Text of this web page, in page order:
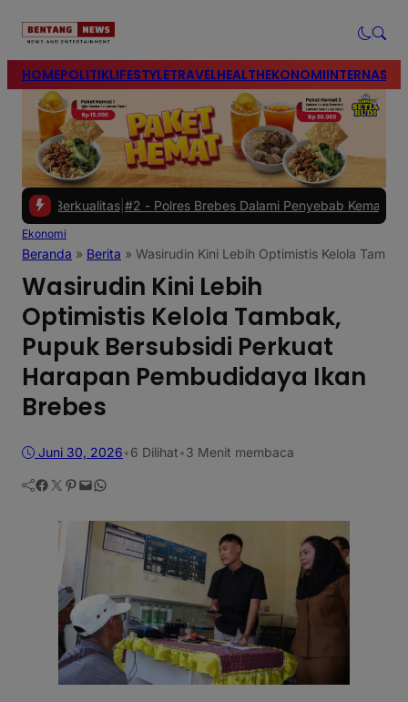
HOMEPOLITIKLIFESTYLETRAVELHEALTHEKONOMI
Polres Brebes Dalami Penyebab Kematian Azka Rizki Fadholi,
Ekonomi
Beranda » Berita » Wasirudin Kini Lebih Optimistis Kelola
Wasirudin Kini Lebih
Optimistis Kelola Tambak,
Pupuk Bersubsidi Perkuat
Harapan Pembudidaya Ikan
Brebes
Juni 30, 2026•6 Dilihat•3 Menit membaca
Facebook Twitter Pinterest Mail WhatsApp